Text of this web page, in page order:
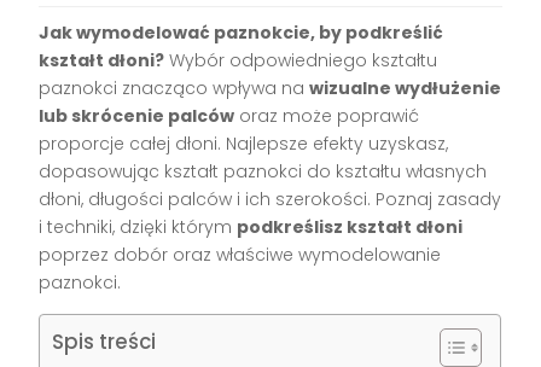
Jak wymodelować paznokcie, by podkreślić
kształt dłoni? Wybór odpowiedniego kształtu
paznokci znacząco wpływa nawizualne wydłużenie
lub skrócenie palców oraz może poprawić
proporcje całej dłoni. Najlepsze efekty uzyskasz,
dopasowując kształt paznokci do kształtu własnych
dłoni, długości palców i ich szerokości. Poznaj zasady
i techniki, dzięki którym podkreślisz kształt dłoni
poprzez dobór oraz właściwe wymodelowanie
paznokci.
Spis treści